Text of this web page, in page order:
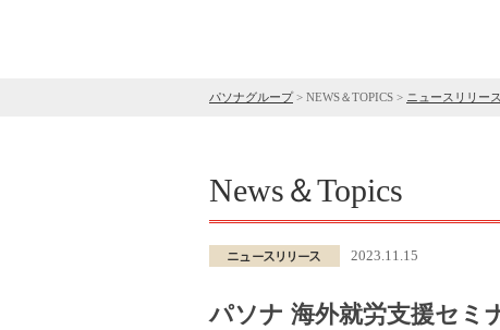
パソナグループ> NEWS＆TOPICS > ニュースリリース
News＆Topics
2023.11.15
パソナ 海外就労支援セミ